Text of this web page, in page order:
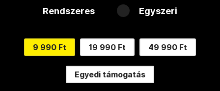
Rendszeres Egyszeri
9 990 Ft 19 990 Ft 49 990 Ft
Egyedi támogatás